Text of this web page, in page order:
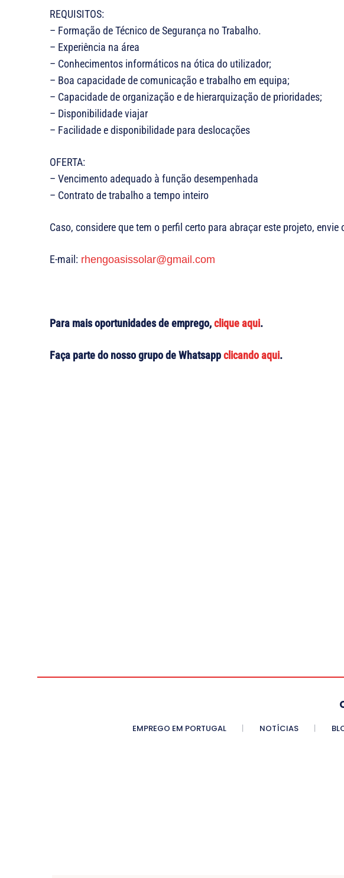
REQUISITOS:
– Formação de Técnico de Segurança no Trabalho.
– Experiência na área
– Conhecimentos informáticos na ótica do utilizador;
– Boa capacidade de comunicação e trabalho em equipa;
– Capacidade de organização e de hierarquização de prioridades;
– Disponibilidade viajar
– Facilidade e disponibilidade para deslocações
OFERTA:
– Vencimento adequado à função desempenhada
– Contrato de trabalho a tempo inteiro
Caso, considere que tem o perfil certo para abraçar este projeto,
E-mail: rhengoasissolar@gmail.com
Para mais oportunidades de emprego,clique aqui.
Faça parte do nosso grupo de Whatsappclicando aqui.
EMPREGO EM PORTUGAL NOTÍCIAS